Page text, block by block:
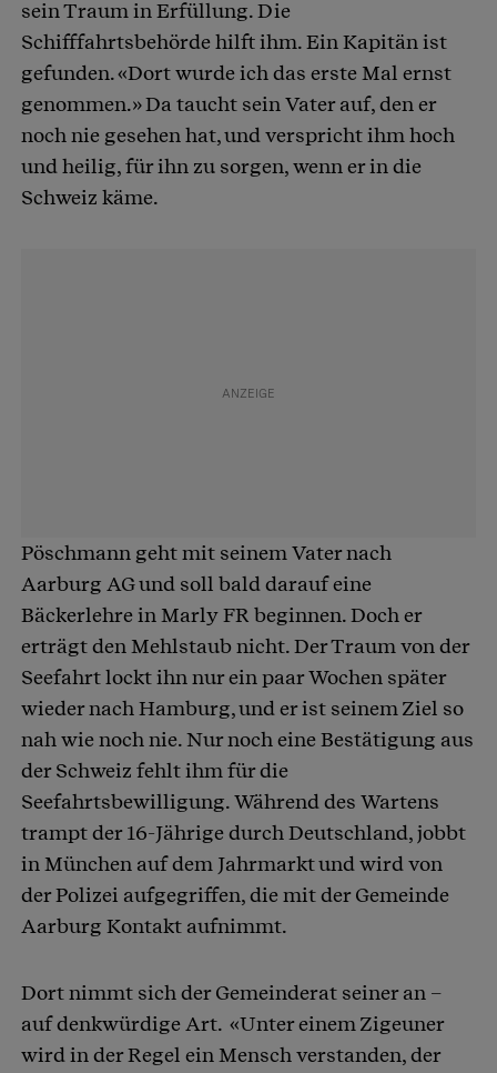
sein Traum in Erfüllung. Die
Schifffahrtsbehörde hilft ihm. Ein Kapitän ist
gefunden. «Dort wurde ich das erste Mal ernst
genommen.» Da taucht sein Vater auf, den er
noch nie gesehen hat, und verspricht ihm hoch
und heilig, für ihn zu sorgen, wenn er in die
Schweiz käme.
Pöschmann geht mit seinem Vater nach
Aarburg AG und soll bald darauf eine
Bäckerlehre in Marly FR beginnen. Doch er
erträgt den Mehlstaub nicht. Der Traum von der
Seefahrt lockt ihn nur ein paar Wochen später
wieder nach Hamburg, und er ist seinem Ziel so
nah wie noch nie. Nur noch eine Bestätigung aus
der Schweiz fehlt ihm für die
Seefahrtsbewilligung. Während des Wartens
trampt der 16-Jährige durch Deutschland, jobbt
in München auf dem Jahrmarkt und wird von
der Polizei aufgegriffen, die mit der Gemeinde
Aarburg Kontakt aufnimmt.
Dort nimmt sich der Gemeinderat seiner an –
auf denkwürdige Art. «Unter einem Zigeuner
wird in der Regel ein Mensch verstanden, der